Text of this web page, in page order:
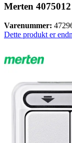
Merten
Varenummer:
Dette produkt er